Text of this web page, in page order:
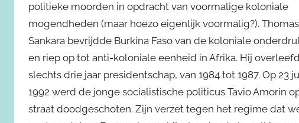
politieke moorden in opdracht van voormalige koloniale
mogendheden (maar hoezo eigenlijk voormalig?). Thomas
Sankara bevrijdde Burkina Faso van de koloniale
en riep op tot anti-koloniale eenheid in Afrika. Hij
slechts drie jaar presidentschap, van 1984 tot 1987. Op 23
1992 werd de jonge socialistische politicus Tavio Amorin
straat doodgeschoten. Zijn verzet tegen het regime dat